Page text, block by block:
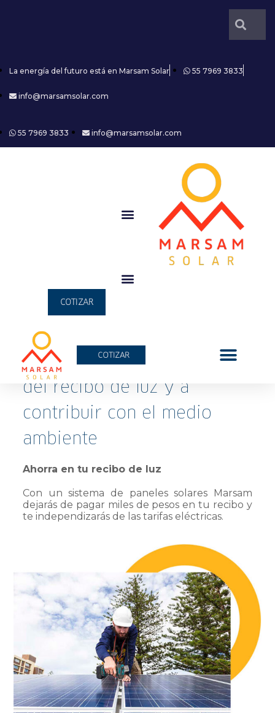
La energía del futuro está en Marsam Solar 55 7969 3833
info@marsamsolar.com
55 7969 3833 info@marsamsolar.com
COTIZAR
COTIZAR
Conoce cómo podemos
ayudarte a bajar el costo
del recibo de luz y a
contribuir con el medio
ambiente
AHORRO
Ahorra en tu recibo de luz
Con un sistema de paneles solares Marsam
dejarás de pagar miles de pesos en tu recibo y
te independizarás de las tarifas eléctricas.